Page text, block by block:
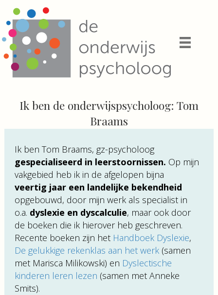
Ik ben de onderwijspsycholoog: Tom
Braams
Ik ben Tom Braams, gz-psycholoog
gespecialiseerd in leerstoornissen. Op mijn
vakgebied heb ik in de afgelopen bijna
veertig jaar een landelijke bekendheid
opgebouwd, door mijn werk als specialist in
o.a. dyslexie en dyscalculie, maar ook door
de boeken die ik hierover heb geschreven.
Recente boeken zijn het Handboek Dyslexie,
De gelukkige rekenklas aan het werk (samen
met Marisca Milikowski) en Dyslectische
kinderen leren lezen (samen met Anneke
Smits).